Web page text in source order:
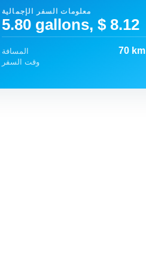
معلومات السفر الإجمالية
5.80 gallons, $ 8.12
المسافة 70 km
وقت السفر